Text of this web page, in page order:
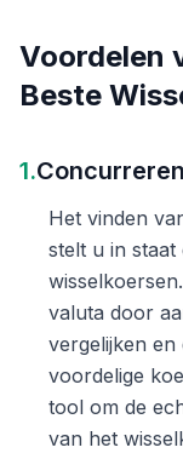
Voordelen
Beste
1.
Het vinden
stelt u in
valuta door
vergelijken en
voordelige
tool om de
van het